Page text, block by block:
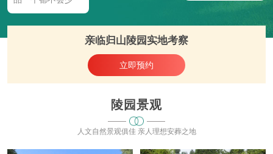
亲临归山陵园 实地考察
立即预约
陵园景观
人文自然景观俱佳 亲人理想安葬之地